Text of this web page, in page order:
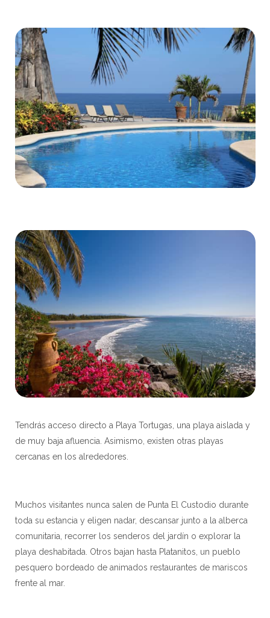
Tendrás acceso directo a Playa Tortugas, una playa aislada y
de muy baja afluencia. Asimismo, existen otras playas
cercanas en los alrededores.
Muchos visitantes nunca salen de Punta El Custodio durante
toda su estancia y eligen nadar, descansar junto a la alberca
comunitaria, recorrer los senderos del jardín o explorar la
playa deshabitada. Otros bajan hasta Platanitos, un pueblo
pesquero bordeado de animados restaurantes de mariscos
frente al mar.